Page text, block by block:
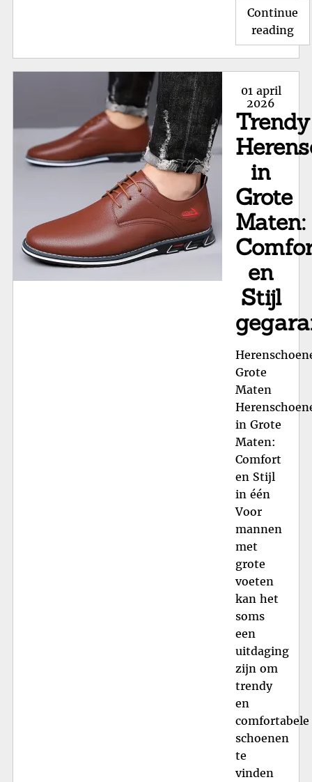
Continue
reading
Posted
on
01 april
2026
Trendy
in
Grote
Maten:
en
Stijl
Grote
Maten
in Grote
Maten:
Comfort
en Stijl
in één
Voor
mannen
met
grote
voeten
kan het
soms
een
uitdaging
zijn om
trendy
en
comfortabele
schoenen
te
vinden